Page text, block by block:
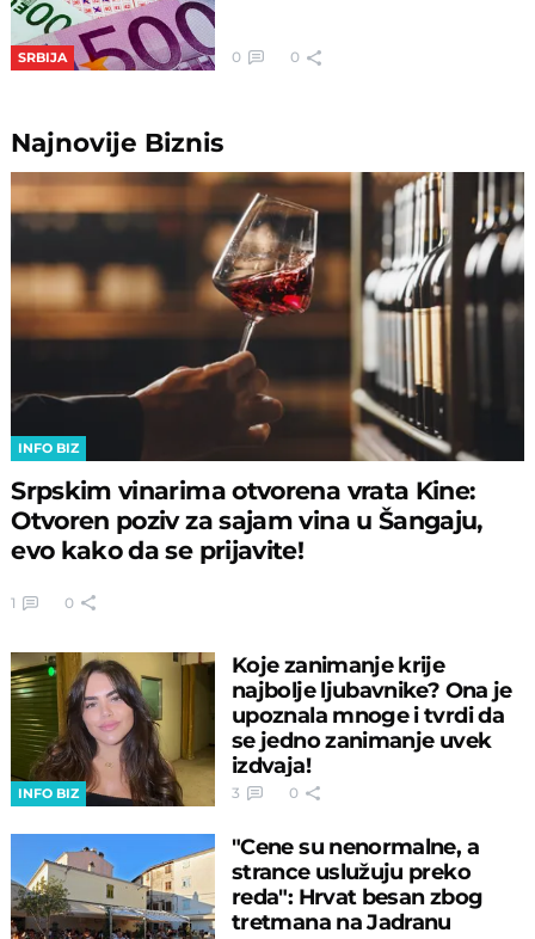
SRBIJA 0 0
Najnovije Biznis
INFO BIZ
Srpskim vinarima otvorena vrata Kine:
Otvoren poziv za sajam vina u Šangaju,
evo kako da se prijavite!
1 0
INFO BIZ
Koje zanimanje krije
najbolje ljubavnike? Ona je
upoznala mnoge i tvrdi da
se jedno zanimanje uvek
izdvaja!
3 0
"Cene su nenormalne, a
strance uslužuju preko
reda": Hrvat besan zbog
tretmana na Jadranu